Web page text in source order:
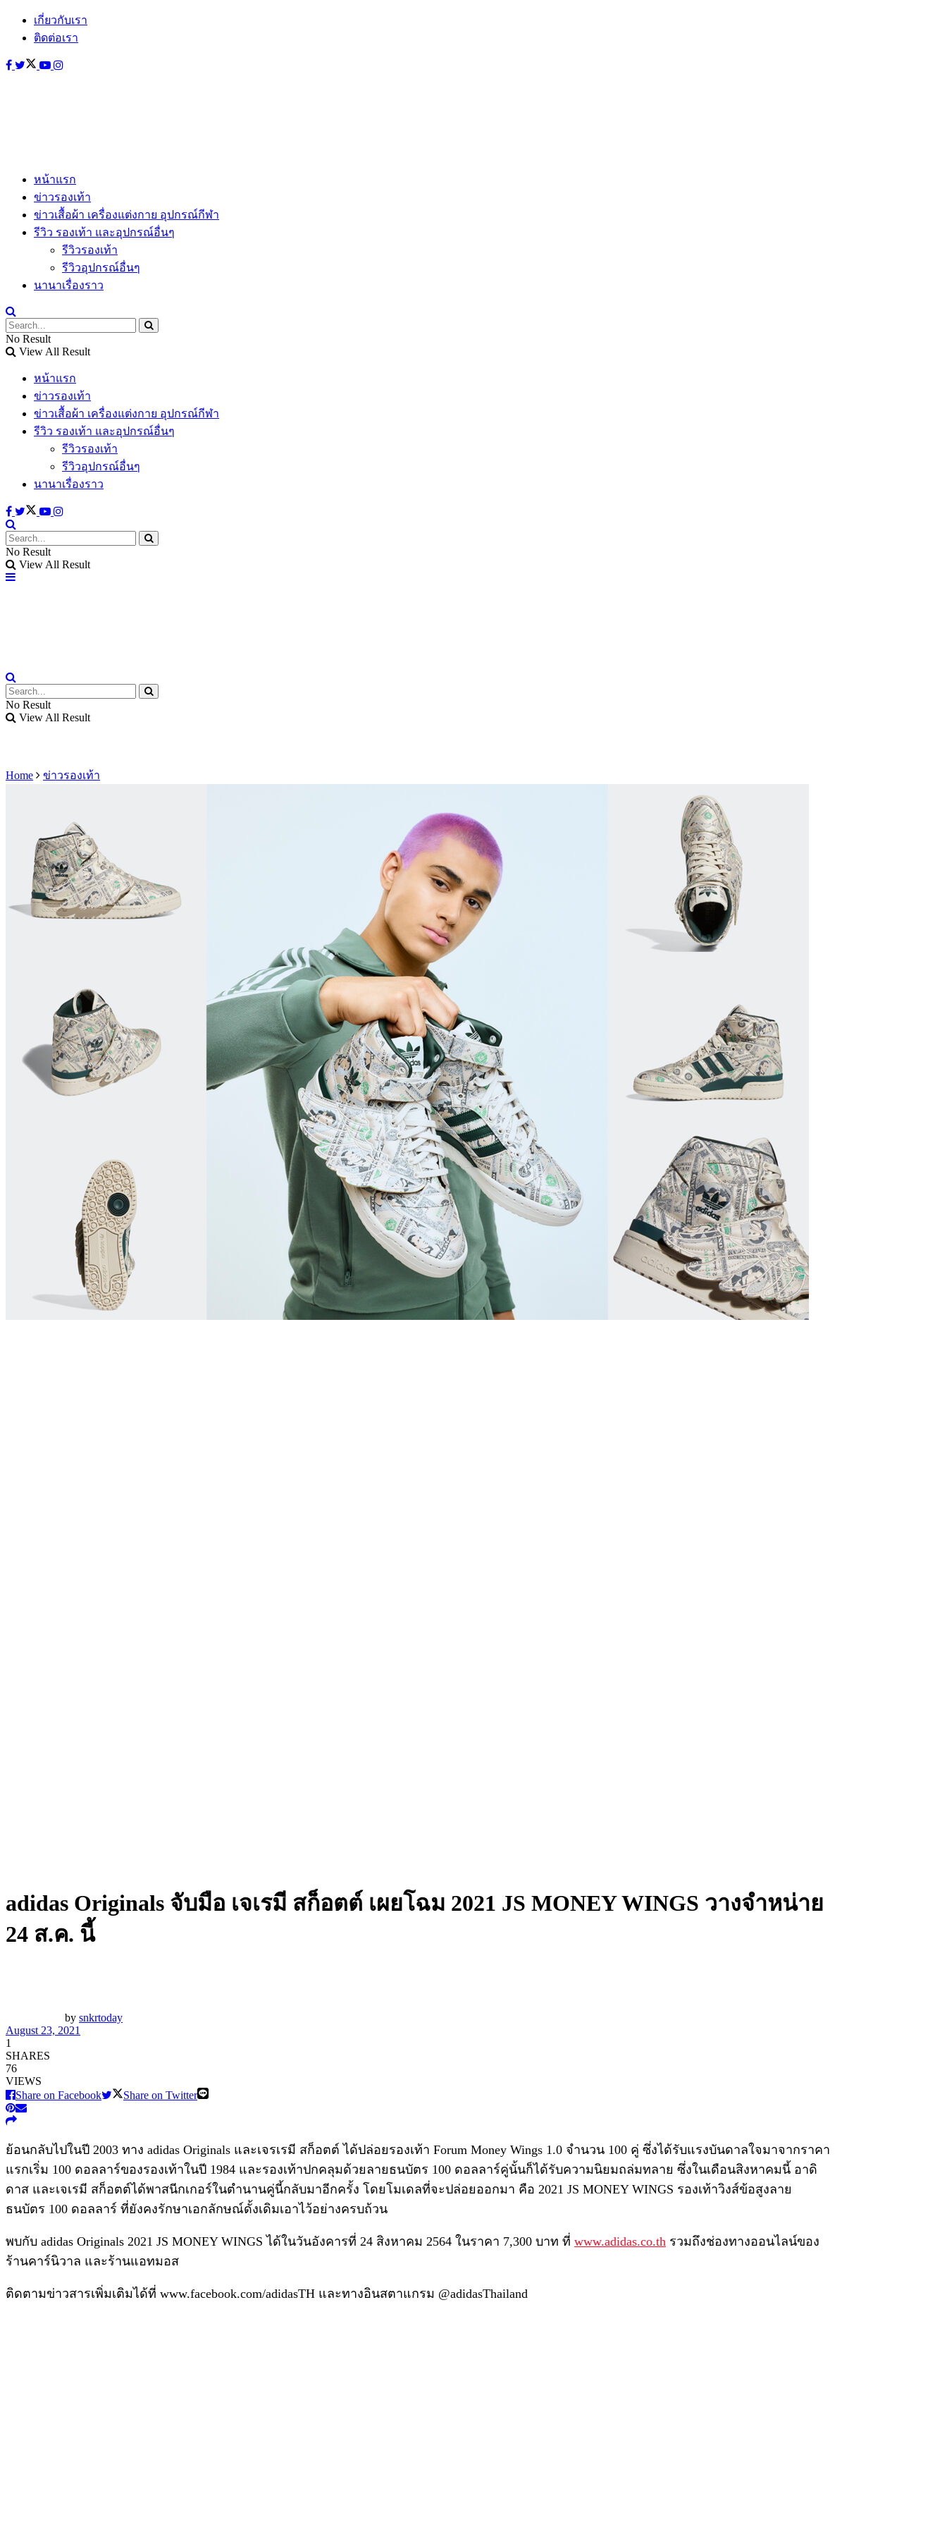
เกี่ยวกับเรา
ติดต่อเรา
หน้าแรก
ข่าวรองเท้า
ข่าวเสื้อผ้า เครื่องแต่งกาย อุปกรณ์กีฬา
รีวิว รองเท้า และอุปกรณ์อื่นๆ
รีวิวรองเท้า
รีวิวอุปกรณ์อื่นๆ
นานาเรื่องราว
No Result
View All Result
หน้าแรก
ข่าวรองเท้า
ข่าวเสื้อผ้า เครื่องแต่งกาย อุปกรณ์กีฬา
รีวิว รองเท้า และอุปกรณ์อื่นๆ
รีวิวรองเท้า
รีวิวอุปกรณ์อื่นๆ
นานาเรื่องราว
No Result
View All Result
No Result
View All Result
Home ข่าวรองเท้า
adidas Originals จับมือ เจเรมี สก็อตต์ เผยโฉม 2021 JS MONEY WINGS วางจำหน่าย
24 ส.ค. นี้
by snkrtoday
August 23, 2021
1
SHARES
76
VIEWS
Share on Facebook
Share on Twitter
ย้อนกลับไปในปี 2003 ทาง adidas Originals และเจรเรมี สก็อตต์ ได้ปล่อยรองเท้า Forum Money Wings 1.0 จำนวน 100 คู่ ซึ่งได้รับแรงบันดาลใจมาจากราคา
แรกเริ่ม 100 ดอลลาร์ของรองเท้าในปี 1984 และรองเท้าปกคลุมด้วยลายธนบัตร 100 ดอลลาร์คู่นั้นก็ได้รับความนิยมถล่มทลาย ซึ่งในเดือนสิงหาคมนี้ อาดิ
ดาส และเจเรมี สก็อตต์ได้พาสนีกเกอร์ในตำนานคู่นี้กลับมาอีกครั้ง โดยโมเดลที่จะปล่อยออกมา คือ 2021 JS MONEY WINGS รองเท้าวิงส์ข้อสูงลาย
ธนบัตร 100 ดอลลาร์ ที่ยังคงรักษาเอกลักษณ์ดั้งเดิมเอาไว้อย่างครบถ้วน
พบกับ adidas Originals 2021 JS MONEY WINGS ได้ในวันอังคารที่ 24 สิงหาคม 2564 ในราคา 7,300 บาท ที่ www.adidas.co.th รวมถึงช่องทางออนไลน์ของ
ร้านคาร์นิวาล และร้านแอทมอส
ติดตามข่าวสารเพิ่มเติมได้ที่ www.facebook.com/adidasTH และทางอินสตาแกรม @adidasThailand